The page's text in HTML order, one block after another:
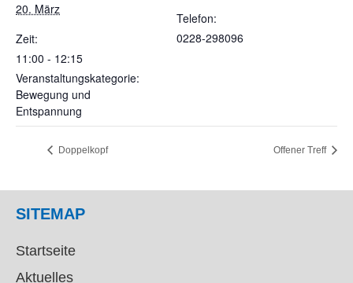
20. März
Zeit:
11:00 - 12:15
Veranstaltungskategorie:
Bewegung und
Entspannung
Telefon:
0228-298096
Doppelkopf Offener Treff
SITEMAP
Startseite
Aktuelles